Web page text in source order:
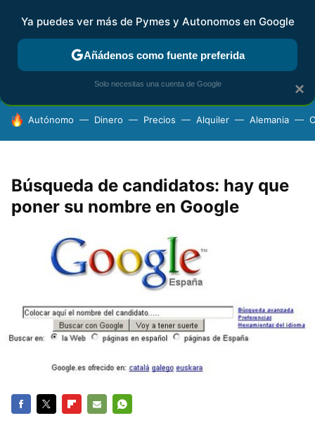
FISCALIDAD Y CONTABILIDAD KIT DIGITAL RENTA
HOY SE HABLA DE
Autónomo Dinero Precios Alquiler Alemania
Búsqueda de candidatos: hay que
poner su nombre en Google
×
Ya puedes ver más de Pymes y Autonomos en Google
Añádenos como fuente preferida
Solo necesitas una cuenta de Google